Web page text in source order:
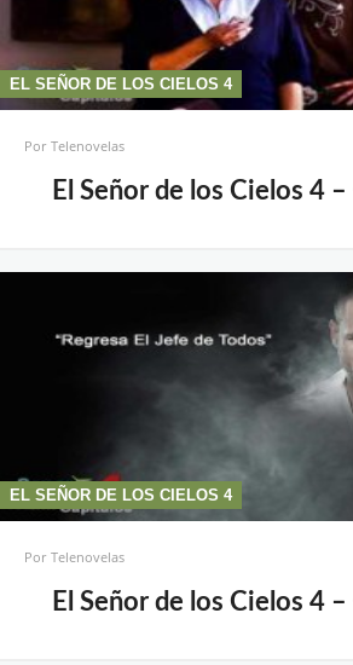
EL SEÑOR DE LOS CIELOS 4
PorTelenovelas
El Señor de los Cielos 4
EL SEÑOR DE LOS CIELOS 4
PorTelenovelas
El Señor de los Cielos 4